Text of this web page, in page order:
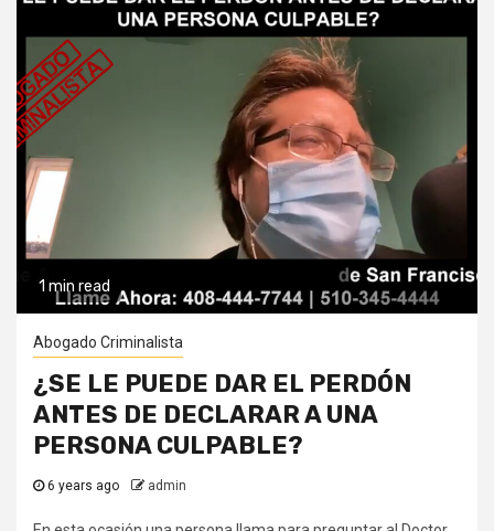
1 min read
Abogado Criminalista
¿SE LE PUEDE DAR EL PERDÓN
ANTES DE DECLARAR A UNA
PERSONA CULPABLE?
6 years ago admin